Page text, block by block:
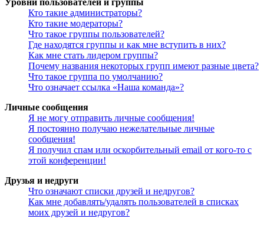
Уровни пользователей и группы
Кто такие администраторы?
Кто такие модераторы?
Что такое группы пользователей?
Где находятся группы и как мне вступить в них?
Как мне стать лидером группы?
Почему названия некоторых групп имеют разные цвета?
Что такое группа по умолчанию?
Что означает ссылка «Наша команда»?
Личные сообщения
Я не могу отправить личные сообщения!
Я постоянно получаю нежелательные личные
сообщения!
Я получил спам или оскорбительный email от кого-то с
этой конференции!
Друзья и недруги
Что означают списки друзей и недругов?
Как мне добавлять/удалять пользователей в списках
моих друзей и недругов?